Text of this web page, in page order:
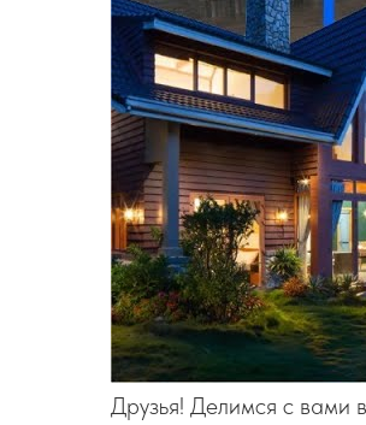
Друзья! Делимся с